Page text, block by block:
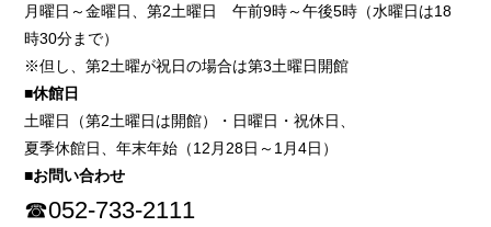
月曜日～金曜日、第2土曜日 午前9時～午後5時（水曜日は18
時30分まで）
※但し、第2土曜が祝日の場合は第3土曜日開館
■休館日
土曜日（第2土曜日は開館）・日曜日・祝休日、
夏季休館日、年末年始（12月28日～1月4日）
■お問い合わせ
☎052-733-2111